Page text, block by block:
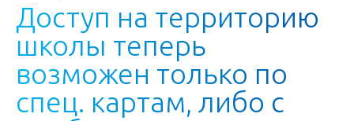
Доступ на территорию
школы теперь
возможен только по
спец. картам, либо с